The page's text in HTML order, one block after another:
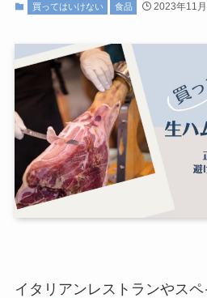
買ってはいけない 食品 2023年11月
イタリアンレストランやス